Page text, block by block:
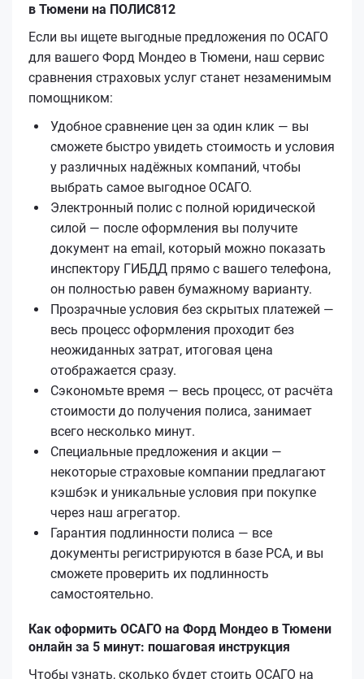
в Тюмени на ПОЛИС812
Если вы ищете выгодные предложения по ОСАГО
для вашего Форд Мондео в Тюмени, наш сервис
сравнения страховых услуг станет незаменимым
помощником:
Удобное сравнение цен за один клик — вы
сможете быстро увидеть стоимость и условия
у различных надёжных компаний, чтобы
выбрать самое выгодное ОСАГО.
Электронный полис с полной юридической
силой — после оформления вы получите
документ на email, который можно показать
инспектору ГИБДД прямо с вашего телефона,
он полностью равен бумажному варианту.
Прозрачные условия без скрытых платежей —
весь процесс оформления проходит без
неожиданных затрат, итоговая цена
отображается сразу.
Сэкономьте время — весь процесс, от расчёта
стоимости до получения полиса, занимает
всего несколько минут.
Специальные предложения и акции —
некоторые страховые компании предлагают
кэшбэк и уникальные условия при покупке
через наш агрегатор.
Гарантия подлинности полиса — все
документы регистрируются в базе РСА, и вы
сможете проверить их подлинность
самостоятельно.
Как оформить ОСАГО на Форд Мондео в Тюмени
онлайн за 5 минут: пошаговая инструкция
Чтобы узнать, сколько будет стоить ОСАГО на